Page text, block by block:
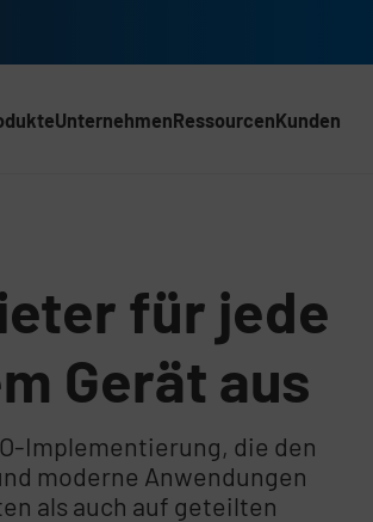
UnternehmenRessourcenKunden
für jede
Gerät aus
Implementierung, die den
moderne Anwendungen
als auch auf geteilten